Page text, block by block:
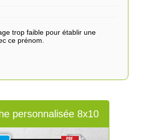
trop faible pour établir une
ce prénom.
personnalisée 8x10